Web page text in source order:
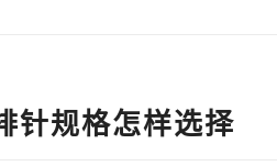
针规格怎样选择